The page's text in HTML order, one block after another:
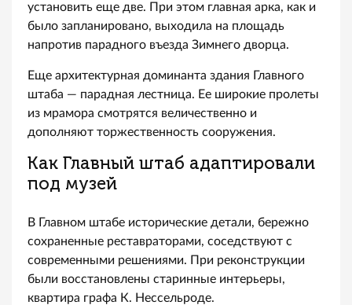
установить еще две. При этом главная арка, как и
было запланировано, выходила на площадь
напротив парадного въезда Зимнего дворца.
Еще архитектурная доминанта здания Главного
штаба — парадная лестница. Ее широкие пролеты
из мрамора смотрятся величественно и
дополняют торжественность сооружения.
Как Главный штаб адаптировали
под музей
В Главном штабе исторические детали, бережно
сохраненные реставраторами, соседствуют с
современными решениями. При реконструкции
были восстановлены старинные интерьеры,
квартира графа К. Нессельроде.